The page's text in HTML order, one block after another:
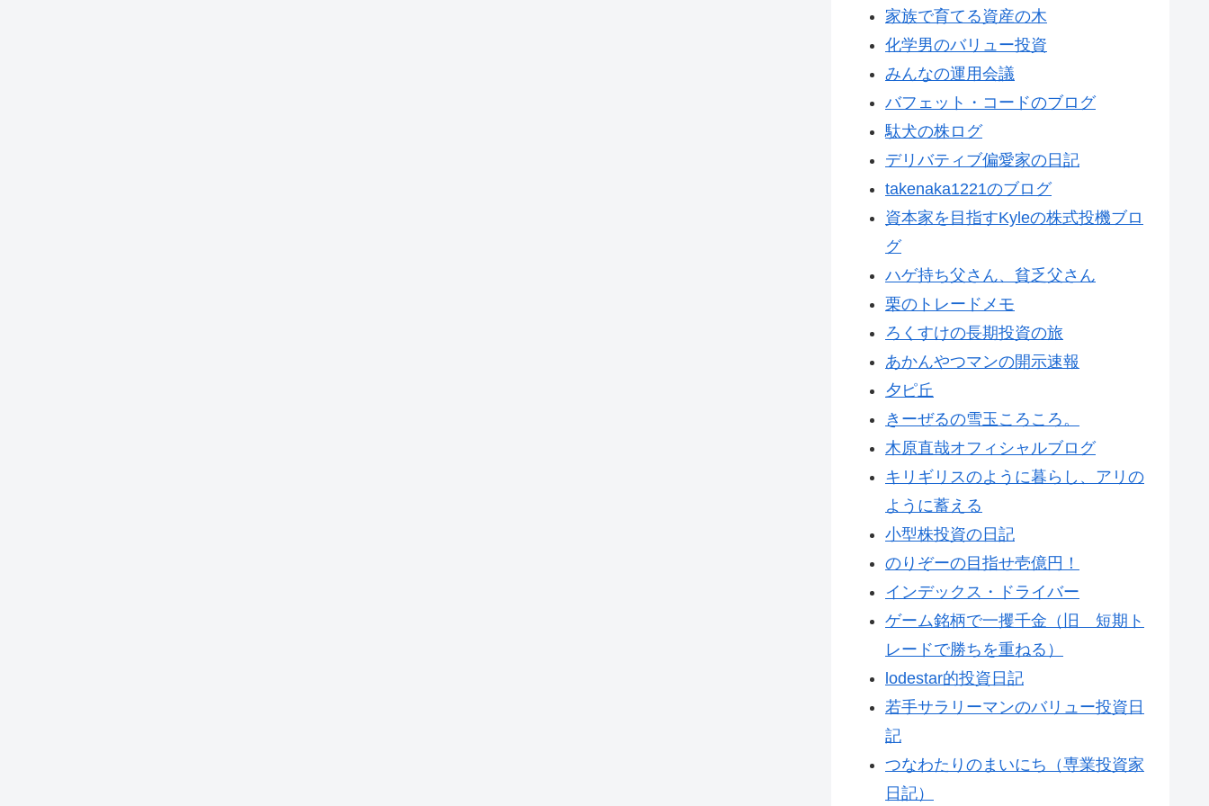
家族で育てる資産の木
化学男のバリュー投資
みんなの運用会議
バフェット・コードのブログ
駄犬の株ログ
デリバティブ偏愛家の日記
takenaka1221のブログ
資本家を目指すKyleの株式投機ブロ
グ
ハゲ持ち父さん、貧乏父さん
栗のトレードメモ
ろくすけの長期投資の旅
あかんやつマンの開示速報
夕ピ丘
きーぜるの雪玉ころころ。
木原直哉オフィシャルブログ
キリギリスのように暮らし、アリの
ように蓄える
小型株投資の日記
のりぞーの目指せ壱億円！
インデックス・ドライバー
ゲーム銘柄で一攫千金（旧 短期ト
レードで勝ちを重ねる）
lodestar的投資日記
若手サラリーマンのバリュー投資日
記
つなわたりのまいにち（専業投資家
日記）